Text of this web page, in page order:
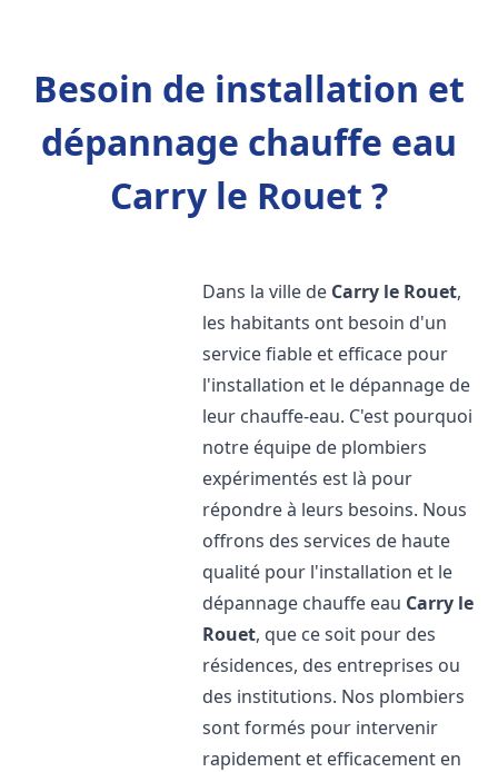
Besoin de installation et
dépannage chauffe eau
Carry le Rouet ?
Dans la ville de Carry le Rouet,
les habitants ont besoin d'un
service fiable et efficace pour
l'installation et le dépannage de
leur chauffe-eau. C'est pourquoi
notre équipe de plombiers
expérimentés est là pour
répondre à leurs besoins. Nous
offrons des services de haute
qualité pour l'installation et le
dépannage chauffe eau Carry le
Rouet, que ce soit pour des
résidences, des entreprises ou
des institutions. Nos plombiers
sont formés pour intervenir
rapidement et efficacement en